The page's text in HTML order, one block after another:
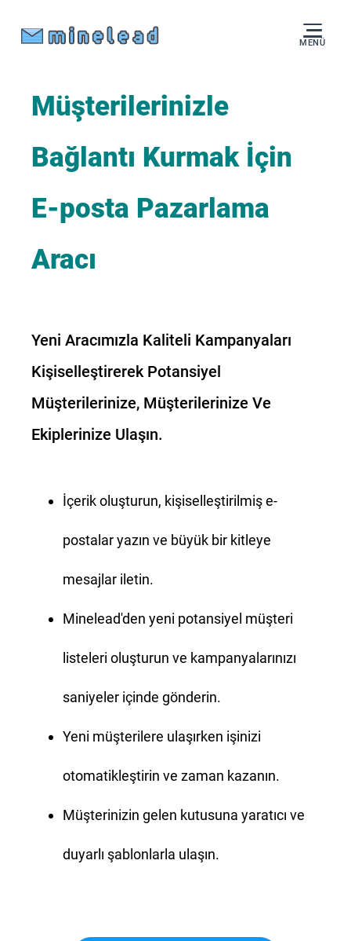
MENÜ
Müşterilerinizle
Bağlantı Kurmak İçin
E-posta Pazarlama
Aracı
Yeni Aracımızla Kaliteli Kampanyaları
Kişiselleştirerek Potansiyel
Müşterilerinize, Müşterilerinize Ve
Ekiplerinize Ulaşın.
İçerik oluşturun, kişiselleştirilmiş e-
postalar yazın ve büyük bir kitleye
mesajlar iletin.
Minelead'den yeni potansiyel müşteri
listeleri oluşturun ve kampanyalarınızı
saniyeler içinde gönderin.
Yeni müşterilere ulaşırken işinizi
otomatikleştirin ve zaman kazanın.
Müşterinizin gelen kutusuna yaratıcı ve
duyarlı şablonlarla ulaşın.